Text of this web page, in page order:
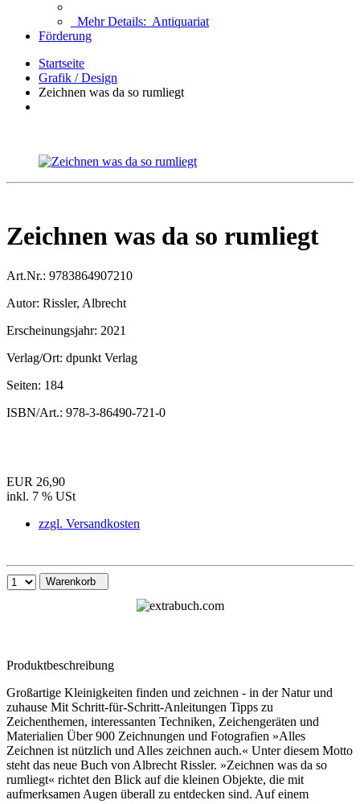
Mehr Details: Antiquariat
Förderung
Startseite
Grafik / Design
Zeichnen was da so rumliegt
Zeichnen was da so rumliegt
Art.Nr.: 9783864907210
Autor: Rissler, Albrecht
Erscheinungsjahr: 2021
Verlag/Ort: dpunkt Verlag
Seiten: 184
ISBN/Art.: 978-3-86490-721-0
EUR 26,90
inkl. 7 % USt
zzgl. Versandkosten
Warenkorb
Produktbeschreibung
Großartige Kleinigkeiten finden und zeichnen - in der Natur und
zuhause Mit Schritt-für-Schritt-Anleitungen Tipps zu
Zeichenthemen, interessanten Techniken, Zeichengeräten und
Materialien Über 900 Zeichnungen und Fotografien »Alles
Zeichnen ist nützlich und Alles zeichnen auch.« Unter diesem Motto
steht das neue Buch von Albrecht Rissler. »Zeichnen was da so
rumliegt« richtet den Blick auf die kleinen Objekte, die mit
aufmerksamen Augen überall zu entdecken sind. Auf einem